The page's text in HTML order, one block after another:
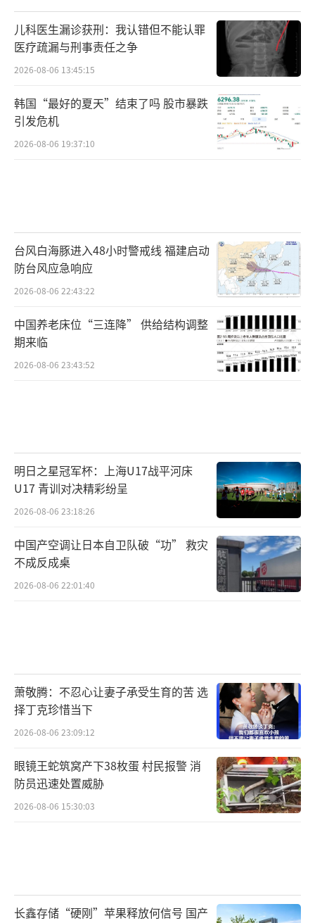
儿科医生漏诊获刑：我认错但不能认罪
医疗疏漏与刑事责任之争
2026-08-06 13:45:15
韩国“最好的夏天”结束了吗 股市暴跌
引发危机
2026-08-06 19:37:10
台风白海豚进入48小时警戒线 福建启动
防台风应急响应
2026-08-06 22:43:22
中国养老床位“三连降” 供给结构调整
期来临
2026-08-06 23:43:52
明日之星冠军杯：上海U17战平河床
U17 青训对决精彩纷呈
2026-08-06 23:18:26
中国产空调让日本自卫队破“功” 救灾
不成反成桌
2026-08-06 22:01:40
萧敬腾：不忍心让妻子承受生育的苦 选
择丁克珍惜当下
2026-08-06 23:09:12
眼镜王蛇筑窝产下38枚蛋 村民报警 消
防员迅速处置威胁
2026-08-06 15:30:03
长鑫存储“硬刚”苹果释放何信号 国产